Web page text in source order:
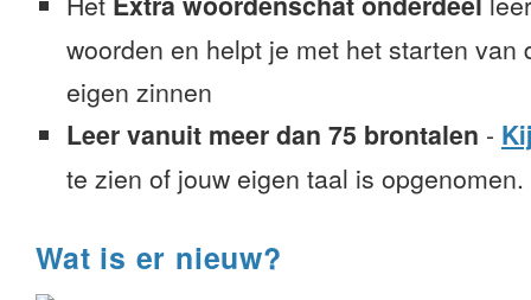
woorden en helpt je met het starten van
eigen zinnen
Leer vanuit meer dan 75 brontalen -
te zien of jouw eigen taal is opgenomen.
Wat is er nieuw?